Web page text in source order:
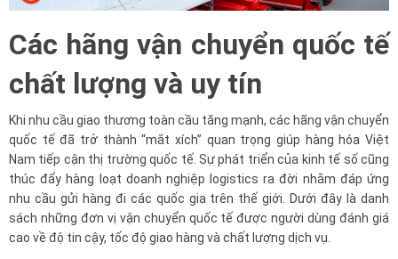
Các hãng vận chuyển quốc tế
chất lượng và uy tín
Khi nhu cầu giao thương toàn cầu tăng mạnh, các hãng vận chuyển
quốc tế đã trở thành “mắt xích” quan trọng giúp hàng hóa Việt
Nam tiếp cận thị trường quốc tế. Sự phát triển của kinh tế số cũng
thúc đẩy hàng loạt doanh nghiệp logistics ra đời nhằm đáp ứng
nhu cầu gửi hàng đi các quốc gia trên thế giới. Dưới đây là danh
sách những đơn vị vận chuyển quốc tế được người dùng đánh giá
cao về độ tin cậy, tốc độ giao hàng và chất lượng dịch vụ.